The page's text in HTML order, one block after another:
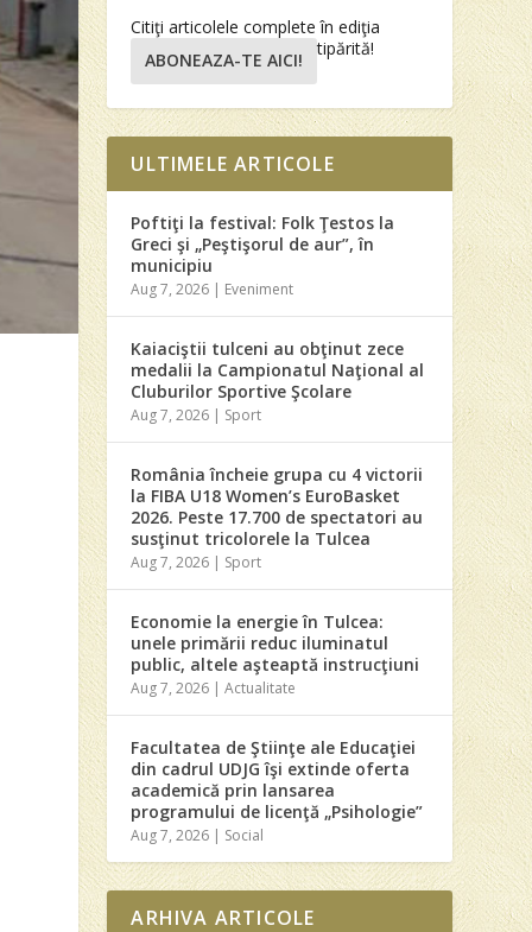
Citiţi articolele complete în ediţia
tipărită!
ABONEAZA-TE AICI!
ULTIMELE ARTICOLE
Poftiţi la festival: Folk Ţestos la
Greci şi „Peştişorul de aur”, în
municipiu
Aug 7, 2026 | Eveniment
Kaiaciştii tulceni au obţinut zece
medalii la Campionatul Naţional al
Cluburilor Sportive Şcolare
Aug 7, 2026 | Sport
România încheie grupa cu 4 victorii
la FIBA U18 Women’s EuroBasket
2026. Peste 17.700 de spectatori au
susţinut tricolorele la Tulcea
Aug 7, 2026 | Sport
Economie la energie în Tulcea:
unele primării reduc iluminatul
public, altele aşteaptă instrucţiuni
Aug 7, 2026 |Actualitate
Facultatea de Ştiinţe ale Educaţiei
din cadrul UDJG îşi extinde oferta
academică prin lansarea
programului de licenţă „Psihologie”
Aug 7, 2026 | Social
ARHIVA ARTICOLE